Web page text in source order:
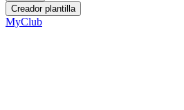
Creador plantilla
MyClub